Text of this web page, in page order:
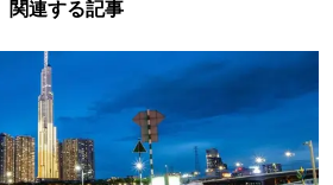
関連する記事